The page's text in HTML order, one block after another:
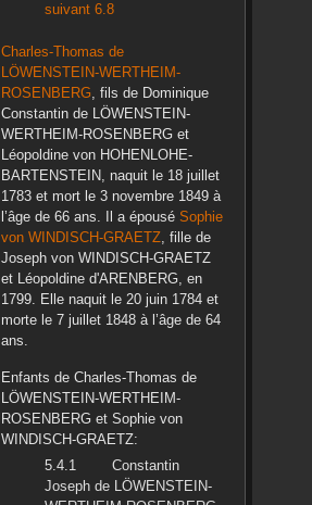
suivant 6.8
Charles-Thomas de
LÖWENSTEIN-WERTHEIM-
ROSENBERG, fils de Dominique
Constantinde LÖWENSTEIN-
WERTHEIM-ROSENBERGet
Léopoldinevon HOHENLOHE-
BARTENSTEIN, naquit le 18 juillet
1783et mort le 3 novembre 1849à
l’âge de 66 ans. Il a épousé Sophie
von WINDISCH-GRAETZ, fille de
Josephvon WINDISCH-GRAETZ
et Léopoldined'ARENBERG, en
1799. Elle naquit le 20 juin 1784et
morte le 7 juillet 1848à l’âge de 64
ans.
Enfants de Charles-Thomas de
LÖWENSTEIN-WERTHEIM-
ROSENBERGet Sophievon
WINDISCH-GRAETZ:
Constantin
Josephde LÖWENSTEIN-